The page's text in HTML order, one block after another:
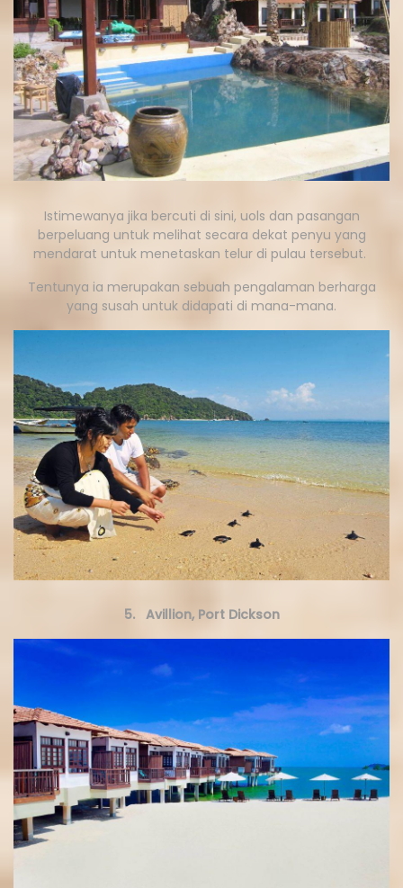
Istimewanya jika bercuti di sini, uols dan pasangan
berpeluang untuk melihat secara dekat penyu yang
mendarat untuk menetaskan telur di pulau tersebut.
Tentunya ia merupakan sebuah pengalaman berharga
yang susah untuk didapati di mana-mana.
5. Avillion, Port Dickson